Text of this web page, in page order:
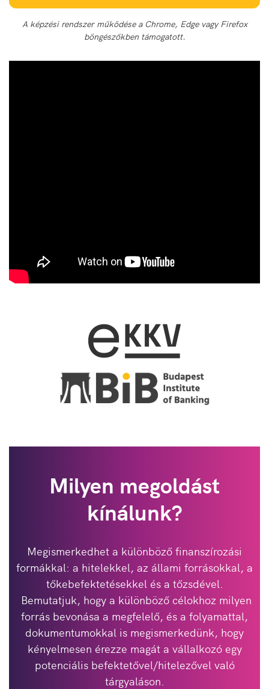
A képzési rendszer működése a Chrome, Edge vagy Firefox
böngészőkben támogatott.
Milyen megoldást
kínálunk?
Megismerkedhet a különböző finanszírozási
formákkal: a hitelekkel, az állami forrásokkal, a
tőkebefektetésekkel és a tőzsdével.
Bemutatjuk, hogy a különböző célokhoz milyen
forrás bevonása a megfelelő, és a folyamattal,
dokumentumokkal is megismerkedünk, hogy
kényelmesen érezze magát a vállalkozó egy
potenciális befektetővel/hitelezővel való
tárgyaláson.